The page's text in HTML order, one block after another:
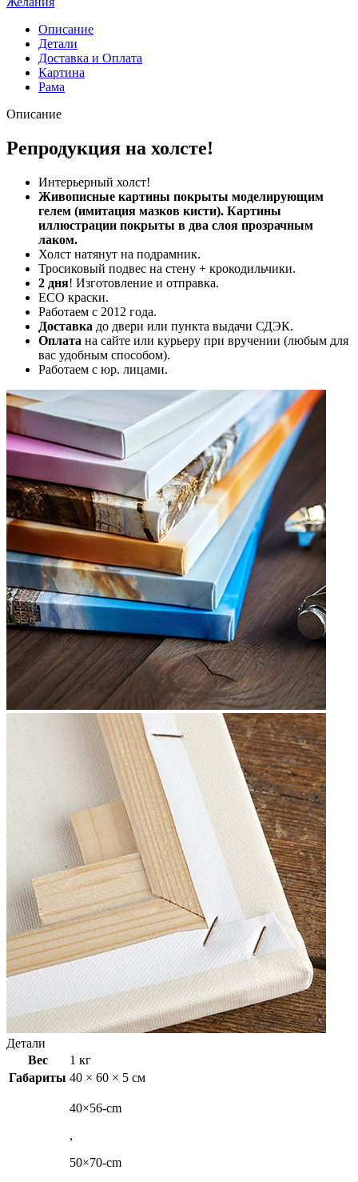
Описание
Детали
Доставка и Оплата
Картина
Рама
Описание
Репродукция на холсте!
Интерьерный холст!
Живописные картины покрыты моделирующим
гелем (имитация мазков кисти). Картины
иллюстрации покрыты в два слоя прозрачным
лаком.
Холст натянут на подрамник.
Тросиковый подвес на стену + крокодильчики.
2 дня! Изготовление и отправка.
ECO краски.
Работаем с 2012 года.
Доставка до двери или пункта выдачи СДЭК.
Оплата на сайте или курьеру при вручении (любым для
вас удобным способом).
Работаем с юр. лицами.
Детали
Вес
1 кг
Габариты 40 × 60 × 5 см
40×56-cm
,
50×70-cm